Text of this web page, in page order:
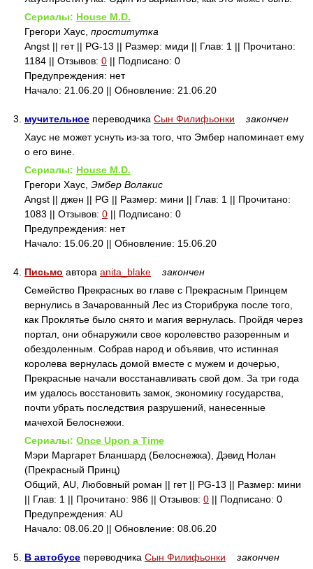
Сериалы: House M.D.
Грегори Хаус, проститутка
Angst || гет || PG-13 || Размер: миди || Глав: 1 || Прочитано:
1184 || Отзывов: 0 || Подписано: 0
Предупреждения: нет
Начало: 21.06.20 || Обновление: 21.06.20
3. мучительное переводчика Сын Филифьонки
закончен
Хаус не может уснуть из-за того, что Эмбер напоминает ему
о его вине.
Сериалы: House M.D.
Грегори Хаус, Эмбер Волакис
Angst || джен || PG || Размер: мини || Глав: 1 || Прочитано:
1083 || Отзывов: 0 || Подписано: 0
Предупреждения: нет
Начало: 15.06.20 || Обновление: 15.06.20
4. Письмо автора anita_blake
закончен
Семейство Прекрасных во главе с Прекрасным Принцем
вернулись в Зачарованный Лес из Сторибрука после того,
как Проклятье было снято и магия вернулась. Пройдя через
портал, они обнаружили свое королевство разоренным и
обездоленным. Собрав народ и объявив, что истинная
королева вернулась домой вместе с мужем и дочерью,
Прекрасные начали восстанавливать свой дом. За три года
им удалось восстановить замок, экономику государства,
почти убрать последствия разрушений, нанесенные
мачехой Белоснежки.
Сериалы: Once Upon a Time
Мэри Маргарет Бланшард (Белоснежка), Дэвид Нолан
(Прекрасный Принц)
Общий, AU, Любовный роман || гет || PG-13 || Размер: мини
|| Глав: 1 || Прочитано: 986 || Отзывов: 0 || Подписано: 0
Предупреждения: AU
Начало: 08.06.20 || Обновление: 08.06.20
5. В автобусе переводчика Сын Филифьонки
закончен